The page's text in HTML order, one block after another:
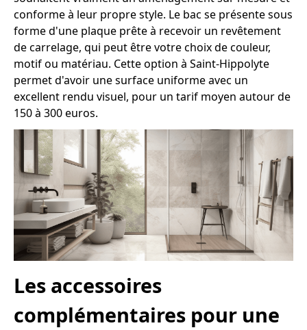
conforme à leur propre style. Le bac se présente sous
forme d'une plaque prête à recevoir un revêtement
de carrelage, qui peut être votre choix de couleur,
motif ou matériau. Cette option à Saint-Hippolyte
permet d'avoir une surface uniforme avec un
excellent rendu visuel, pour un tarif moyen autour de
150 à 300 euros.
Les accessoires
complémentaires pour une